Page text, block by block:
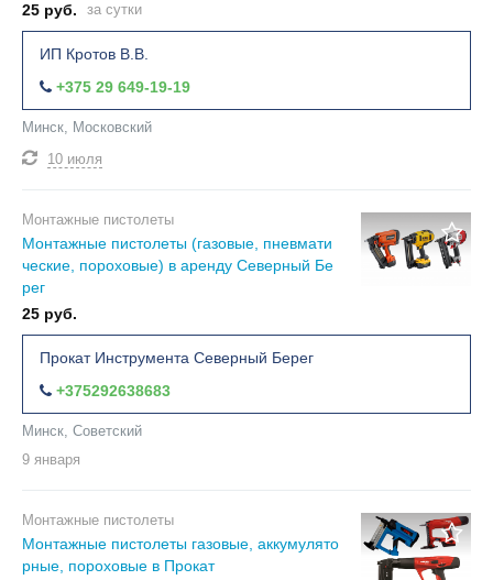
25 руб.
за сутки
ИП Кротов В.В.
+375 29 649-19-19
Минск, Московский
10 июля
Монтажные пистолеты
Монтажные пистолеты (газовые, пневмати
ческие, пороховые) в аренду Северный Бе
рег
25 руб.
Прокат Инструмента Северный Берег
+375292638683
Минск, Советский
9 января
Монтажные пистолеты
Монтажные пистолеты газовые, аккумулято
рные, пороховые в Прокат